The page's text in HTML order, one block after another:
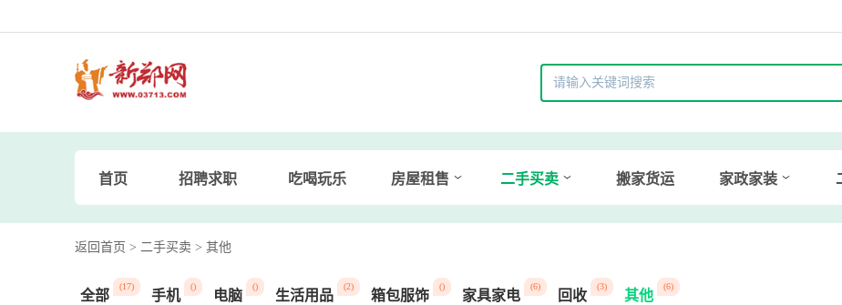
首页 招聘求职 吃喝玩乐 房屋租售 二手买卖 搬家货运 家政家装
返回首页 > 二手买卖 > 其他
全部
(17)
手机
()
电脑
()
生活用品
(2)
箱包服饰
()
家具家电
(6)
回收
(3)
其他
(6)